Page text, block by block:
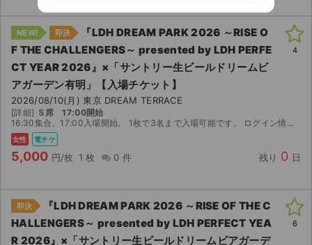
NEW! 即決
『LDH DREAM PARK 2026 ～RISE O
F THE CHALLENGERS～ presented by LDH PERFE
CT YEAR 2026』×「サントリー⽣ビールドリームビ
アガーデン有明」【入場チケット】
2026/08/10(月) 東京 DREAM TERRACE
[詳細] Ｓ席 17:00開始
16:30集合、17:00入場開始。 1枚で3名まで入場可能です。 ログイン情報をお伝えします。
女性 電チケ
5,000 円/枚 1 枚 0 件 残り 0 日
4
即決
『LDH DREAM PARK 2026 ～RISE OF THE C
HALLENGERS～ presented by LDH PERFECT YEA
R 2026』×「サントリー⽣ビールドリームビアガーデ
6